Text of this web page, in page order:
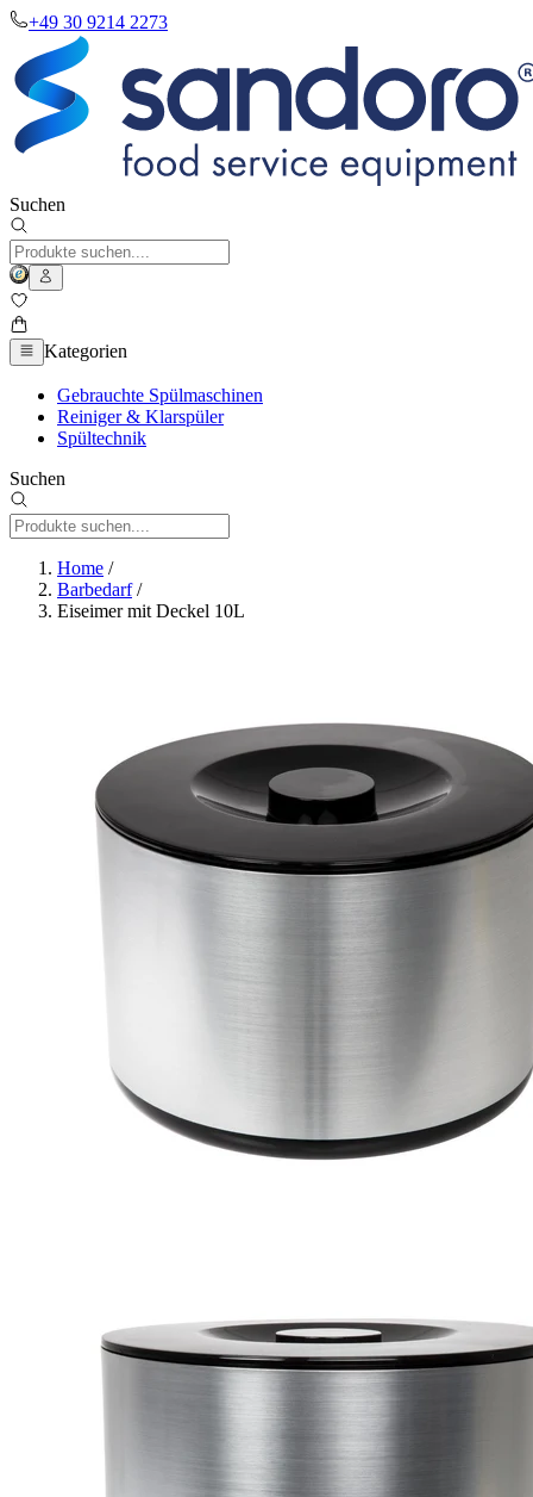
+49 30 9214 2273
Suchen
Kategorien
Gebrauchte Spülmaschinen
Reiniger & Klarspüler
Spültechnik
Suchen
Home /
Barbedarf/
Eiseimer mit Deckel 10L